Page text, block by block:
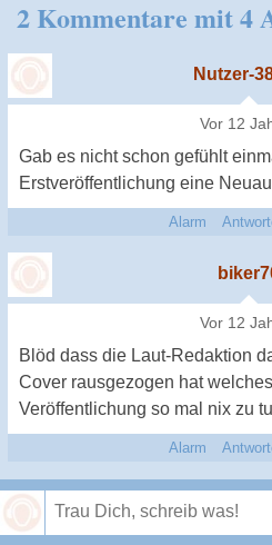
2 Kommentare mit 4
Nutzer-
Vor 12
Gab es nicht schon gefühlt
Erstveröffentlichung eine
Alarm
Vor 12
Blöd dass die Laut-Redaktion
Cover rausgezogen hat
Veröffentlichung so mal nix zu
Alarm